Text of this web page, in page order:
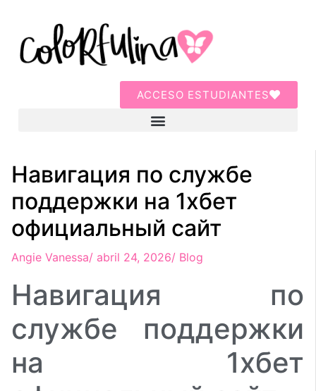
ACCESO ESTUDIANTES
Навигация по службе
поддержки на 1хбет
официальный сайт
Angie Vanessa/ abril 24, 2026/ Blog
Навигация по
службе поддержки
на 1хбет